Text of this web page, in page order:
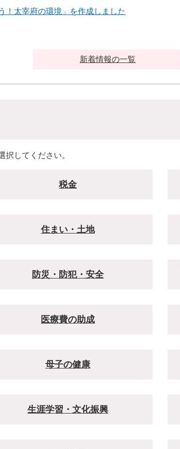
！太宰府の環境」を作成しました
新着情報の一覧
してください。
税金
住まい・土地
防災・防犯・安全
医療費の助成
母子の健康
生涯学習・文化振興